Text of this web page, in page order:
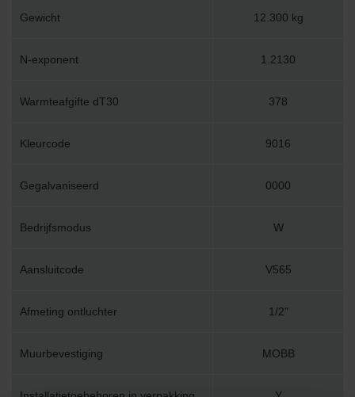
Gewicht 12.300 kg
N-exponent 1.2130
Warmteafgifte dT30 378
Kleurcode 9016
Gegalvaniseerd 0000
Bedrijfsmodus W
Aansluitcode V565
Afmeting ontluchter 1/2"
Muurbevestiging MOBB